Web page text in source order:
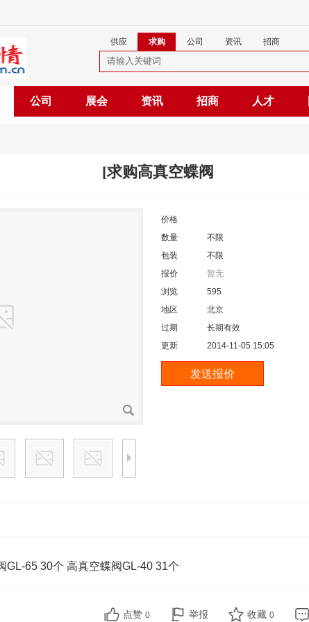
供应 求购 公司 资讯 招商
公司 展会 资讯 招商 人才
[求购高真空蝶阀
价格
数量
不限
包装
不限
报价
暂无
浏览
595
地区
北京
过期
长期有效
更新
2014-11-05 15:05
GL-65 30个 高真空蝶阀GL-40 31个
点赞 0 举报 收藏 0